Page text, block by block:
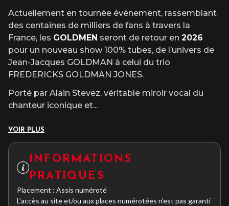
Actuellement en tournée événement, rassemblant
des centaines de milliers de fans à travers la
France, les GOLDMEN seront de retour en 2026
pour un nouveau show 100% tubes, de l’univers de
Jean-Jacques GOLDMAN à celui du trio
FREDERICKS GOLDMAN JONES.
Porté par Alain Stevez, véritable miroir vocal du
chanteur iconique et...
VOIR PLUS
INFORMATIONS
PRATIQUES
Placement : Assis numéroté
L’accès au site et/ou aux places numérotées n’est pas garanti